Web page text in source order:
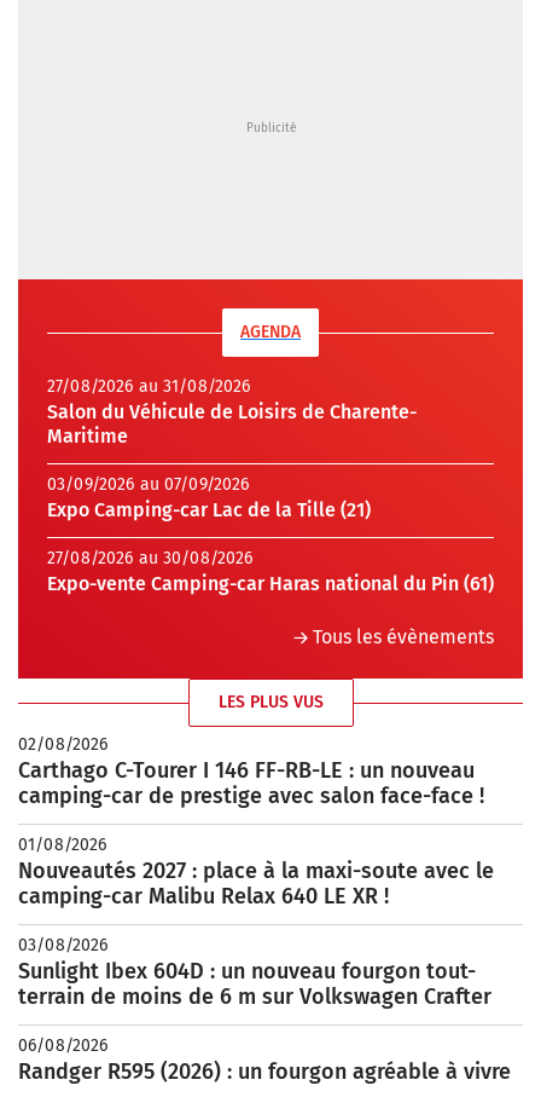
AGENDA
27/08/2026 au 31/08/2026
Salon du Véhicule de Loisirs de Charente-
Maritime
03/09/2026 au 07/09/2026
Expo Camping-car Lac de la Tille (21)
27/08/2026 au 30/08/2026
Expo-vente Camping-car Haras national du Pin (61)
Tous les évènements
LES PLUS VUS
02/08/2026
Carthago C-Tourer I 146 FF-RB-LE : un nouveau
camping-car de prestige avec salon face-face !
01/08/2026
Nouveautés 2027 : place à la maxi-soute avec le
camping-car Malibu Relax 640 LE XR !
03/08/2026
Sunlight Ibex 604D : un nouveau fourgon tout-
terrain de moins de 6 m sur Volkswagen Crafter
06/08/2026
Randger R595 (2026) : un fourgon agréable à vivre